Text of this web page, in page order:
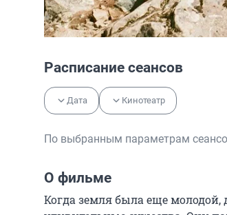
Расписание сеансов
Дата Кинотеатр
По выбранным параметрам
О фильме
Когда земля была еще